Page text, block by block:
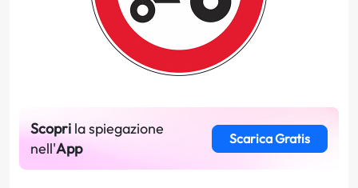
Scopri la spiegazione
nell'App
Scarica Gratis